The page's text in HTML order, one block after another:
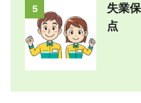
5
失業
点